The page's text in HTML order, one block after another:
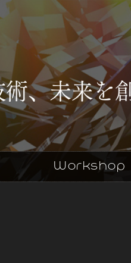
Workshop